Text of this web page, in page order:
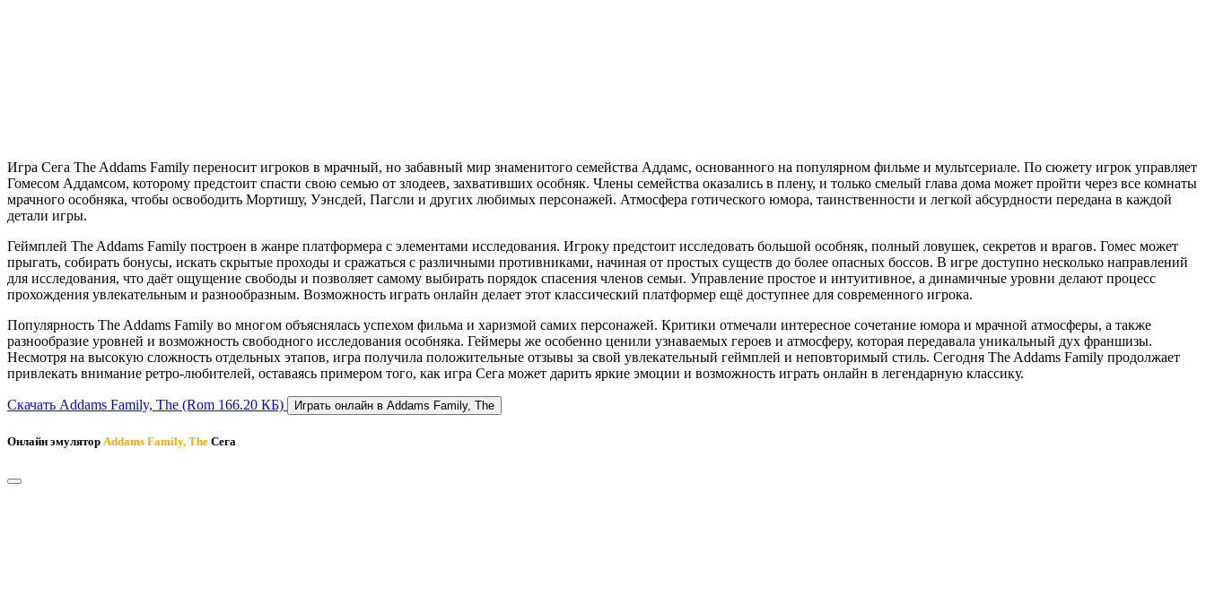
Игра Сега The Addams Family переносит игроков в мрачный, но забавный мир знаменитого семейства Аддамс, основанного на популярном фильме и мультсериале. По сюжету игрок управляет
Гомесом Аддамсом, которому предстоит спасти свою семью от злодеев, захвативших особняк. Члены семейства оказались в плену, и только смелый глава дома может пройти через все комнаты
мрачного особняка, чтобы освободить Мортишу, Уэнсдей, Пагсли и других любимых персонажей. Атмосфера готического юмора, таинственности и легкой абсурдности передана в каждой
детали игры.
Геймплей The Addams Family построен в жанре платформера с элементами исследования. Игроку предстоит исследовать большой особняк, полный ловушек, секретов и врагов. Гомес может
прыгать, собирать бонусы, искать скрытые проходы и сражаться с различными противниками, начиная от простых существ до более опасных боссов. В игре доступно несколько направлений
для исследования, что даёт ощущение свободы и позволяет самому выбирать порядок спасения членов семьи. Управление простое и интуитивное, а динамичные уровни делают процесс
прохождения увлекательным и разнообразным. Возможность играть онлайн делает этот классический платформер ещё доступнее для современного игрока.
Популярность The Addams Family во многом объяснялась успехом фильма и харизмой самих персонажей. Критики отмечали интересное сочетание юмора и мрачной атмосферы, а также
разнообразие уровней и возможность свободного исследования особняка. Геймеры же особенно ценили узнаваемых героев и атмосферу, которая передавала уникальный дух франшизы.
Несмотря на высокую сложность отдельных этапов, игра получила положительные отзывы за свой увлекательный геймплей и неповторимый стиль. Сегодня The Addams Family продолжает
привлекать внимание ретро-любителей, оставаясь примером того, как игра Сега может дарить яркие эмоции и возможность играть онлайн в легендарную классику.
Скачать Addams Family, The (Rom 166.20 КБ) Играть онлайн в Addams Family, The
Онлайн эмулятор Addams Family, The Сега